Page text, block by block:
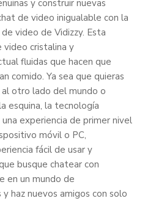
y construir nuevas
de video inigualable con la
video de Vidizzy. Esta
cristalina y
fluidas que hacen que
comido. Ya sea que quieras
al otro lado del mundo o
esquina, la tecnología
experiencia de primer nivel
móvil o PC,
fácil de usar y
busque chatear con
en un mundo de
haz nuevos amigos con solo